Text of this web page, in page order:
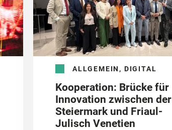
ALLGEMEIN, DIGITAL
Kooperation: Brücke für
Innovation zwischen der
Steiermark und Friaul-
Julisch Venetien